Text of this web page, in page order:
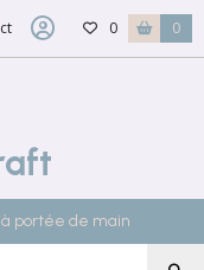
0 0
portée de main